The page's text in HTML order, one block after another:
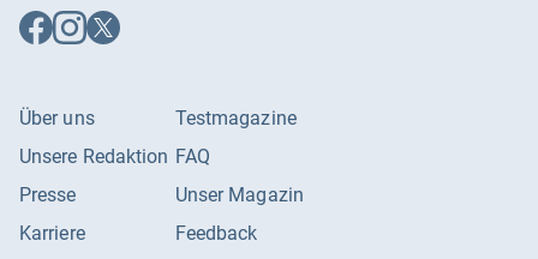
Auf
Facebook
Auf
Instagram
Auf
X
Über uns
Unsere Redaktion
Presse
Karriere
Testmagazine
FAQ
Unser Magazin
Feedback